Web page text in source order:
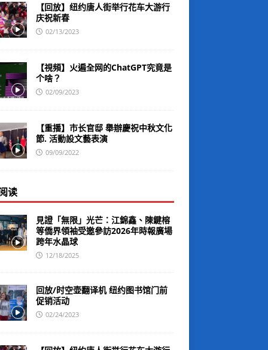
【回放】纽约唐人街举行花车大游行
庆祝新春
02/13/2023
【視頻】火遍全网的ChatGPT究竟是
个啥？
02/09/2023
【重播】市长官邸 舉辦慶祝中秋文化
節. 活動設文藝表演
09/09/2022
读
見證「無限」光芒：江錦鑫、陳鍵榕
等僑界領袖受邀參訪2026年時報廣場
跨年水晶球
12/18/2025
回放/时空壶翻译机 纽约图书馆门前
促销活动
02/24/2023